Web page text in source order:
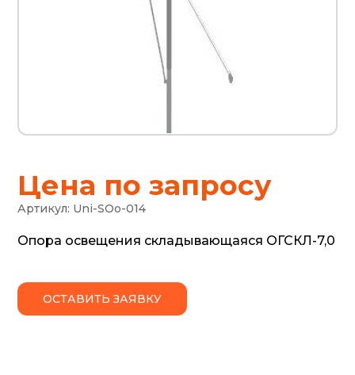
Цена по запросу
Артикул: Uni-SOo-014
Опора освещения складывающаяся ОГСКЛ-7,0
ОСТАВИТЬ ЗАЯВКУ